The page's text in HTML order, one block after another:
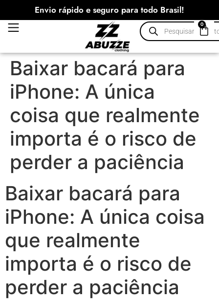
Envio rápido e seguro para todo Brasil!
0
Baixar bacará para
iPhone: A única
coisa que realmente
importa é o risco de
perder a paciência
Baixar bacará para
iPhone: A única coisa
que realmente
importa é o risco de
perder a paciência